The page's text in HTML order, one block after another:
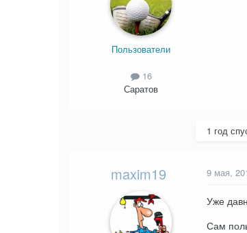
Пользователи
16
Саратов
1 год
maxim19 9 мая,
Уже
Сам